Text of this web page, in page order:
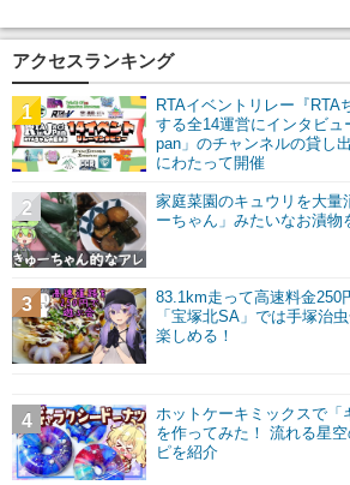
アクセスランキング
RTAイベントリレー『RTA
する全14運営にインタビ
pan」のチャンネルの貸し
にわたって開催
1
家庭菜園のキュウリを大量
ーちゃん」みたいなお漬物
2
83.1km走って高速料金250
「宝塚北SA」では手塚治
楽しめる！
3
ホットケーキミックスで「
を作ってみた！ 流れる星
ピを紹介
4